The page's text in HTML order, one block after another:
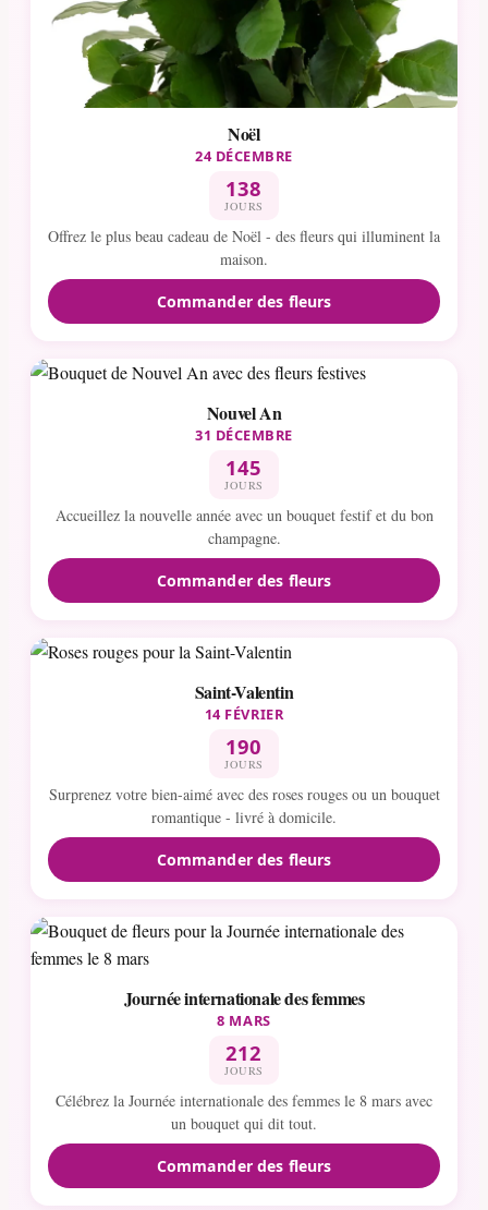
Noël
24 DÉCEMBRE
138
JOURS
Offrez le plus beau cadeau de Noël - des fleurs qui illuminent la
maison.
Commander des fleurs
Nouvel An
31 DÉCEMBRE
145
JOURS
Accueillez la nouvelle année avec un bouquet festif et du bon
champagne.
Commander des fleurs
Saint-Valentin
14 FÉVRIER
190
JOURS
Surprenez votre bien-aimé avec des roses rouges ou un bouquet
romantique - livré à domicile.
Commander des fleurs
Journée internationale des femmes
8 MARS
212
JOURS
Célébrez la Journée internationale des femmes le 8 mars avec
un bouquet qui dit tout.
Commander des fleurs